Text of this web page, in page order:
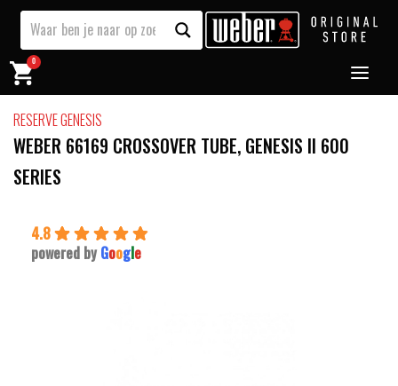
0
RESERVE GENESIS
WEBER 66169 CROSSOVER TUBE, GENESIS II 600
SERIES
4.8
powered by Google